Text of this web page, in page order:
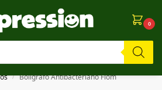
0
Si algo falla, ¡Perdón!⚠️
/ Bolígrafo Antibacteriano Flom